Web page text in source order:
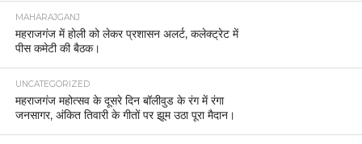
MAHARAJGANJ
महराजगंज में होली को लेकर प्रशासन अलर्ट, कलेक्ट्रेट में
पीस कमेटी की बैठक।
UNCATEGORIZED
महराजगंज महोत्सव के दूसरे दिन बॉलीवुड के रंग में रंगा
जनसागर, अंकित तिवारी के गीतों पर झूम उठा पूरा मैदान।